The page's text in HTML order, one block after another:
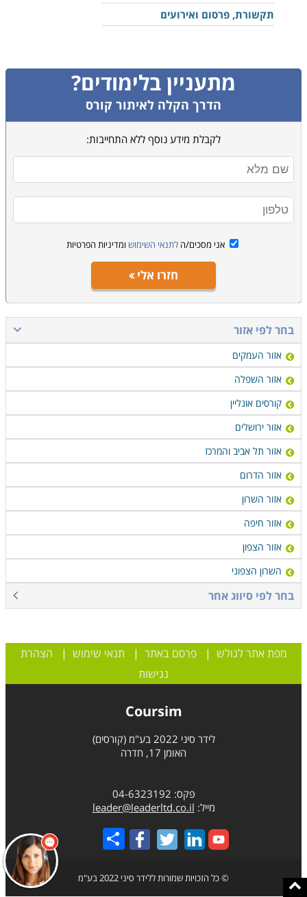
תקשורת, פרסום ואירועים
מתעניין בלימודים?
הדרך הקלה לאיתור קורס
לקבלת מידע נוסף ללא התחייבות:
אני מסכים/ה לתנאי השימוש ומדיניות הפרטיות
חזרו אלי
בחר לפי אזור
אזור העמקים
אזור השפלה
קורסים אונליין
אזור ירושלים
אזור תל אביב והמרכז
אזור הדרום
אזור השרון
אזור חיפה
אזור הצפון
השרון הצפוני
בחר לפי סיווג אחר
מפת אתר לגולש |פרסם באתר | תנאי שימוש | הצהרת
נגישות
Coursim
לידר סיני 2022 בע"מ (קורסים)
האומן 17, חדרה
פקס: 04-6323192
מייל: leader@leaderltd.co.il
Share
© כל הזכויות שמורות ללידר סיני 2022 בע"מ